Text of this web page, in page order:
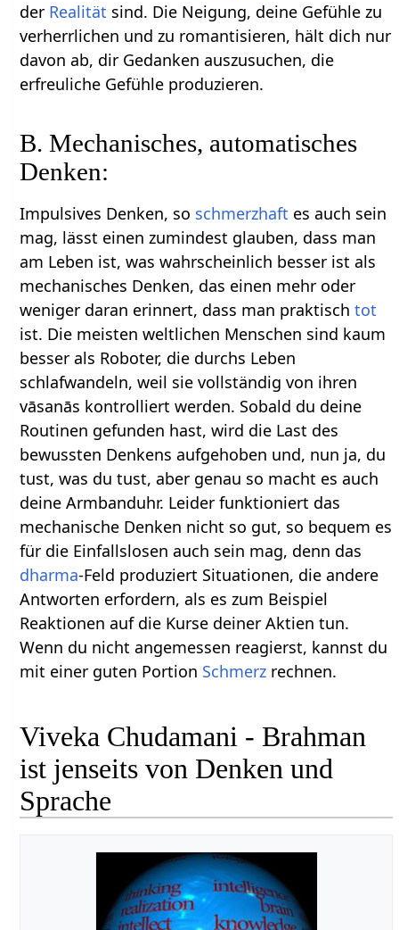
der Realität sind. Die Neigung, deine Gefühle zu
verherrlichen und zu romantisieren, hält dich nur
davon ab, dir Gedanken auszusuchen, die
erfreuliche Gefühle produzieren.
B. Mechanisches, automatisches
Denken:
Impulsives Denken, so schmerzhaft es auch sein
mag, lässt einen zumindest glauben, dass man
am Leben ist, was wahrscheinlich besser ist als
mechanisches Denken, das einen mehr oder
weniger daran erinnert, dass man praktischtot
ist. Die meisten weltlichen Menschen sind kaum
besser als Roboter, die durchs Leben
schlafwandeln, weil sie vollständig von ihren
vāsanās kontrolliert werden. Sobald du deine
Routinen gefunden hast, wird die Last des
bewussten Denkens aufgehoben und, nun ja, du
tust, was du tust, aber genau so macht es auch
deine Armbanduhr. Leider funktioniert das
mechanische Denken nicht so gut, so bequem es
für die Einfallslosen auch sein mag, denn das
dharma-Feld produziert Situationen, die andere
Antworten erfordern, als es zum Beispiel
Reaktionen auf die Kurse deiner Aktien tun.
Wenn du nicht angemessen reagierst, kannst du
mit einer guten Portion Schmerz rechnen.
Viveka Chudamani - Brahman
ist jenseits von Denken und
Sprache